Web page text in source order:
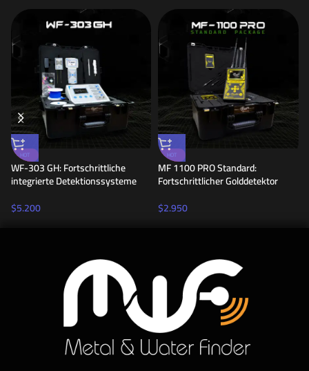
HOT
WF-303 GH: Fortschrittliche
integrierte Detektionssysteme
$5.200
HOT
MF 1100 PRO Standard:
Fortschrittlicher Golddetektor
$2.950